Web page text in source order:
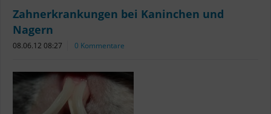
Zahnerkrankungen bei Kaninchen und
Nagern
08.06.12 08:27 0 Kommentare